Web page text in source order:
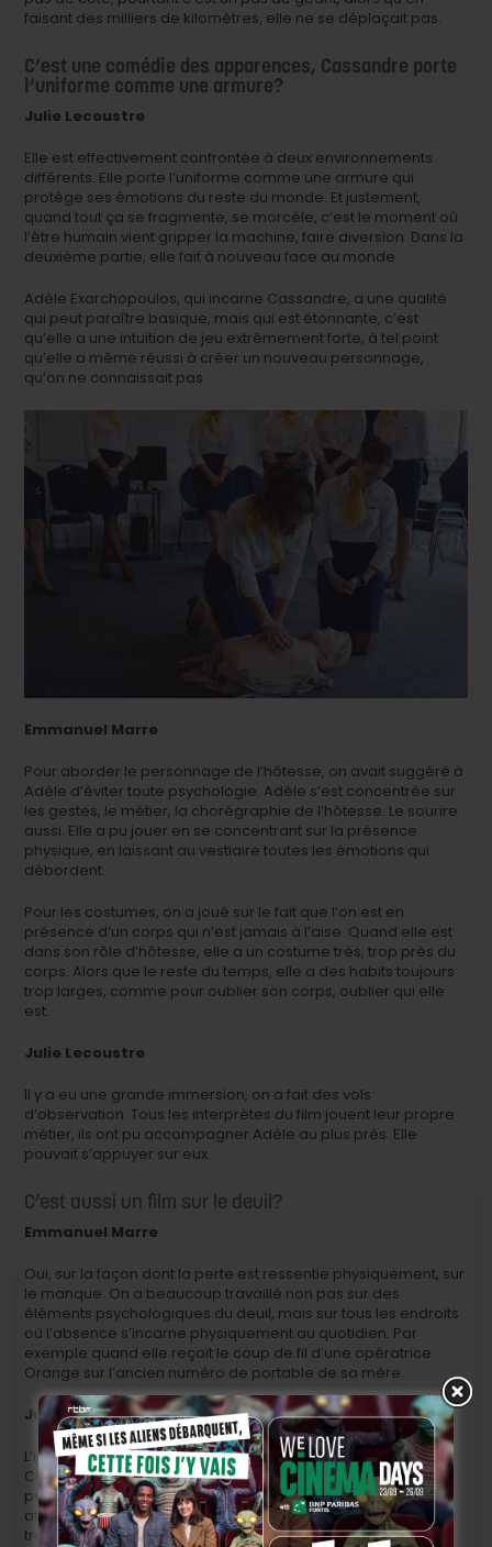
faisant des milliers de kilomètres, elle ne se déplaçait pas.
C’est une comédie des apparences, Cassandre porte
l’uniforme comme une armure?
Julie Lecoustre
Elle est effectivement confrontée à deux environnements
différents. Elle porte l’uniforme comme une armure qui
protège ses émotions du reste du monde. Et justement,
quand tout ça se fragmente, se morcèle, c’est le moment où
l’être humain vient gripper la machine, faire diversion. Dans la
deuxième partie, elle fait à nouveau face au monde.
Adèle Exarchopoulos, qui incarne Cassandre, a une qualité
qui peut paraître basique, mais qui est étonnante, c’est
qu’elle a une intuition de jeu extrêmement forte, à tel point
qu’elle a même réussi à créer un nouveau personnage,
qu’on ne connaissait pas.
Emmanuel Marre
Pour aborder le personnage de l’hôtesse, on avait suggéré à
Adèle d’éviter toute psychologie. Adèle s’est concentrée sur
les gestes, le métier, la chorégraphie de l’hôtesse. Le sourire
aussi. Elle a pu jouer en se concentrant sur la présence
physique, en laissant au vestiaire toutes les émotions qui
débordent.
Pour les costumes, on a joué sur le fait que l’on est en
présence d’un corps qui n’est jamais à l’aise. Quand elle est
dans son rôle d’hôtesse, elle a un costume très, trop près du
corps. Alors que le reste du temps, elle a des habits toujours
trop larges, comme pour oublier son corps, oublier qui elle
est.
Julie Lecoustre
Il y a eu une grande immersion, on a fait des vols
d’observation. Tous les interprètes du film jouent leur propre
métier, ils ont pu accompagner Adèle au plus près. Elle
pouvait s’appuyer sur eux.
C’est aussi un film sur le deuil?
Emmanuel Marre
Oui, sur la façon dont la perte est ressentie physiquement, sur
le manque. On a beaucoup travaillé non pas sur des
éléments psychologiques du deuil, mais sur tous les endroits
où l’absence s’incarne physiquement au quotidien. Par
exemple quand elle reçoit le coup de fil d’une opératrice
Orange sur l’ancien numéro de portable de sa mère.
Julie Lecoustre
L’idée était aussi de filmer un déplacement intérieur.
Comment le filmer avec un personnage qui porte en
permanence un masque? Il y avait une intention et une
attention dans la mise en scène de travailler sur des choses
très ténues, des sourires qui se perdent, des regards.